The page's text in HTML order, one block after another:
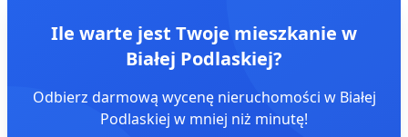
Ile warte jest Twoje mieszkanie w
Białej Podlaskiej?
Odbierz darmową wycenę nieruchomości w Białej
Podlaskiej w mniej niż minutę!